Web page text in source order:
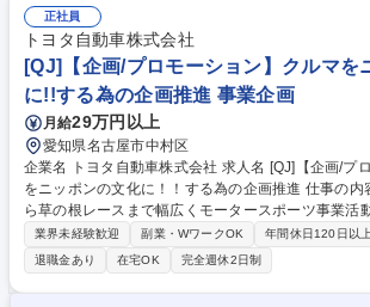
・新技術調査、活用提案、ITサービス化 ・基幹系シス
集職種 【2026-028】DX推進～デジタル・データで
画/開発/活用支援
正社員
トヨタ自動車株式会社
[QJ]【企画/プロモーション】クルマを
に!!する為の企画推進 事業企画
月給29万円以上
愛知県名古屋市中村区
企業名 トヨタ自動車株式会社 求人名 [QJ]【企画/プロモーション】クルマ
をニッポンの文化に！！する為の企画推進 仕事の内容 【概要】世界戦か
ら草の根レースまで幅広くモータースポーツ事業活
acing Company(GR)にて“クルマ文化づくり”に関わ
関係者を巻き込みながら進めていただきます。 【詳細】■GTA、JRP、ST
MOと連携し、多くのファンに喜んでいただける様な
界の改革を進めて参ります。(最適な競技開催日程
業界未経験歓迎 副業・WワークOK 年間休日120日以上
退職金あり
在宅OK 完全週休2日制